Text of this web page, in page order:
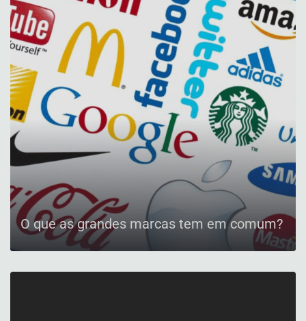
O que as grandes marcas tem em comum?
CONFIRA